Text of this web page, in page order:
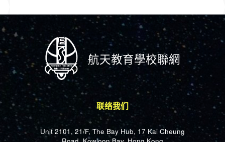
航天教育學校聯網
联络我们
Unit 2101, 21/F, The Bay Hub, 17 Kai Cheung